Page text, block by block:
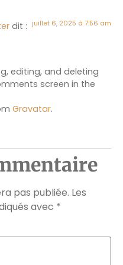
dit : juillet 6, 2025 à 7:56 am
editing, and deleting
screen in the
Gravatar.
pas publiée. Les
avec *